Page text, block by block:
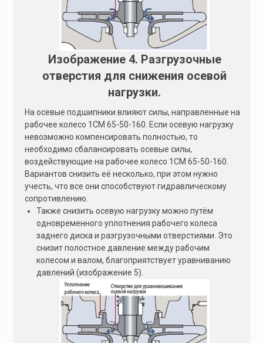
Изображение 4. Разгрузочные
отверстия для снижения осевой
нагрузки.
На осевые подшипники влияют силы, направленные на
рабочее колесо 1СМ 65-50-160. Если осевую нагрузку
невозможно компенсировать полностью, то
необходимо сбалансировать осевые силы,
воздействующие на рабочее колесо 1СМ 65-50-160.
Вариантов снизить её несколько, при этом нужно
учесть, что все они способствуют гидравлическому
сопротивлению.
Также снизить осевую нагрузку можно путём
одновременного уплотнения рабочего колеса
заднего диска и разгрузочными отверстиями. Это
снизит полостное давление между рабочим
колесом и валом, благоприятствует уравниванию
давлений (изображение 5).